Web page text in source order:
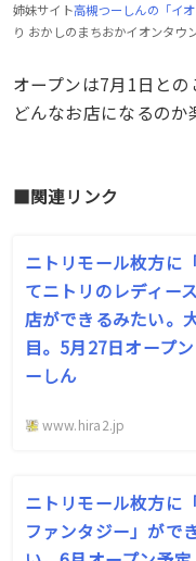
姉妹サイト高槻つーしんの「イ
り おかしのまちおかイオンタウ
オープンは7月1日との
どんなお店になるのか
■関連リンク
ニトリモール枚方に
てニトリのレディー
店ができるみたい。
目。5月27日オープ
ーしん
www.hira2.jp
ニトリモール枚方に
ファンタジー」がで